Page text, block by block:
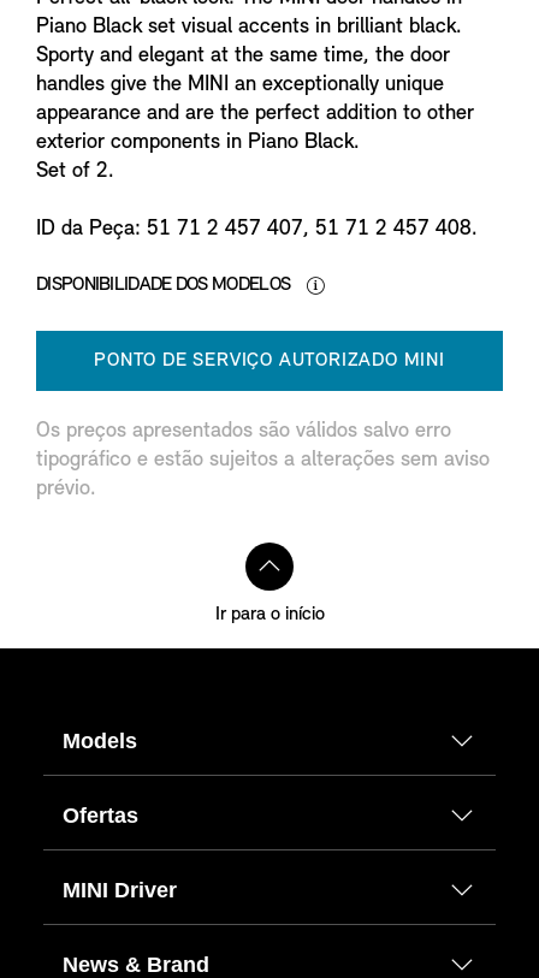
Piano Black set visual accents in brilliant black.
Sporty and elegant at the same time, the door
handles give the MINI an exceptionally unique
appearance and are the perfect addition to other
exterior components in Piano Black.
Set of 2.
ID da Peça: 51 71 2 457 407, 51 71 2 457 408.
DISPONIBILIDADE DOS MODELOS
PONTO DE SERVIÇO AUTORIZADO MINI
Os preços apresentados são válidos salvo erro
tipográfico e estão sujeitos a alterações sem aviso
prévio.
Ir para o início
Models
Ofertas
MINI Driver
News & Brand